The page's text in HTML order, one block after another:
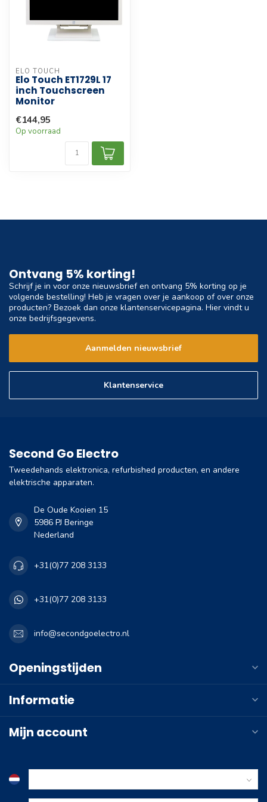
ELO TOUCH
Elo Touch ET1729L 17
inch Touchscreen
Monitor
€144,95
Op voorraad
Ontvang 5% korting!
Schrijf je in voor onze nieuwsbrief en ontvang 5% korting op je
volgende bestelling! Heb je vragen over je aankoop of over onze
producten? Bezoek dan onze klantenservicepagina. Hier vindt u
onze bedrijfsgegevens.
Aanmelden nieuwsbrief
Klantenservice
Second Go Electro
Tweedehands elektronica, refurbished producten, en andere
elektrische apparaten.
De Oude Kooien 15
5986 PJ Beringe
Nederland
+31(0)77 208 3133
+31(0)77 208 3133
info@secondgoelectro.nl
Openingstijden
Informatie
Mijn account